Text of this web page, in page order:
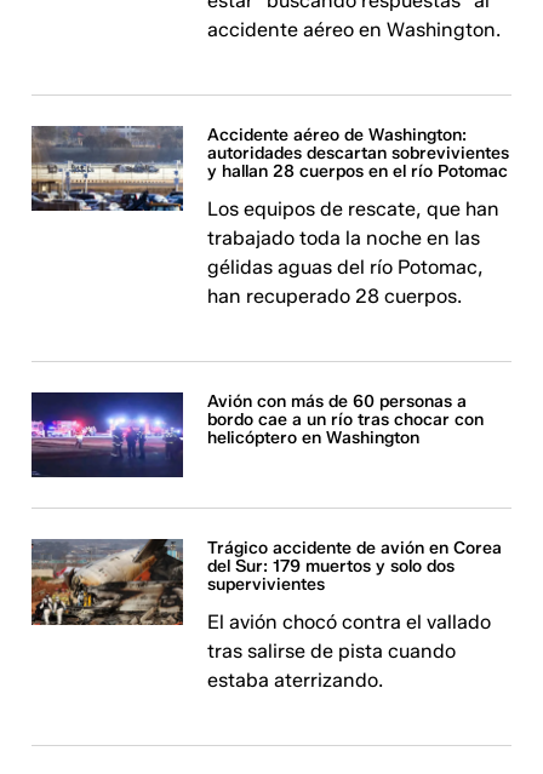
accidente aéreo en Washington.
Accidente aéreo de Washington:
autoridades descartan sobrevivientes
y hallan 28 cuerpos en el río Potomac
Los equipos de rescate, que han
trabajado toda la noche en las
gélidas aguas del río Potomac,
han recuperado 28 cuerpos.
Avión con más de 60 personas a
bordo cae a un río tras chocar con
helicóptero en Washington
Trágico accidente de avión en Corea
del Sur: 179 muertos y solo dos
supervivientes
El avión chocó contra el vallado
tras salirse de pista cuando
estaba aterrizando.